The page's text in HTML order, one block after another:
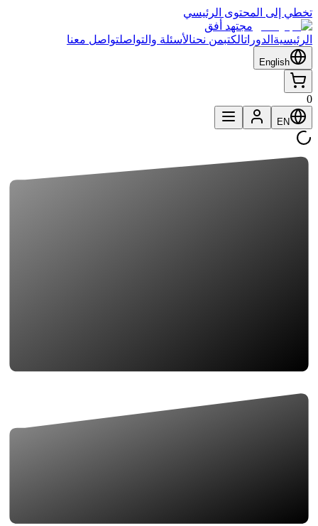
تخطي إلى المحتوى الرئيسي
مجتهد أفق
الرئيسية الدوراتالكتبمن نحنالأسئلة والتواصلتواصل معنا
English
0
EN